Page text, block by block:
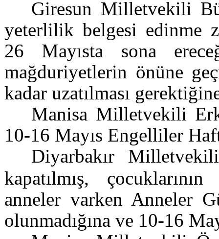
Giresun Milletvekili
yeterlilik belgesi edinme
26 Mayısta sona
mağduriyetlerin önüne
kadar uzatılması
Manisa Milletvekili
10-16 Mayıs Engelliler
Diyarbakır
kapatılmış,
anneler varken Anneler
olunmadığına ve 10-16